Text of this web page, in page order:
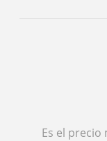
Es el precio